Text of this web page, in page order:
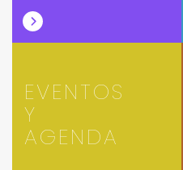
EVENTOS
Y
AGENDA